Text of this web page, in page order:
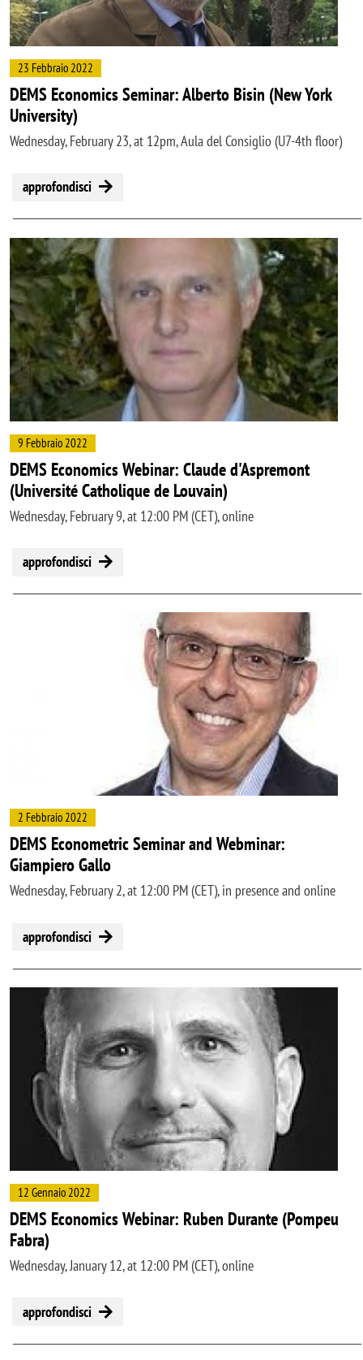
23 Febbraio 2022
DEMS Economics Seminar: Alberto Bisin (New York
University)
Wednesday, February 23, at 12pm, Aula del Consiglio (U7-4th floor)
approfondisci
Image
9 Febbraio 2022
DEMS Economics Webinar: Claude d'Aspremont
(Université Catholique de Louvain)
Wednesday, February 9, at 12:00 PM (CET), online
approfondisci
2 Febbraio 2022
DEMS Econometric Seminar and Webminar:
Giampiero Gallo
Wednesday, February 2, at 12:00 PM (CET), in presence and online
approfondisci
12 Gennaio 2022
DEMS Economics Webinar: Ruben Durante (Pompeu
Fabra)
Wednesday, January 12, at 12:00 PM (CET), online
approfondisci